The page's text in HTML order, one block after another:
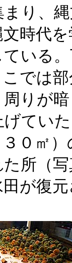
り、
時代を
いる
では
りが
げてい
０㎡）
所（
が復